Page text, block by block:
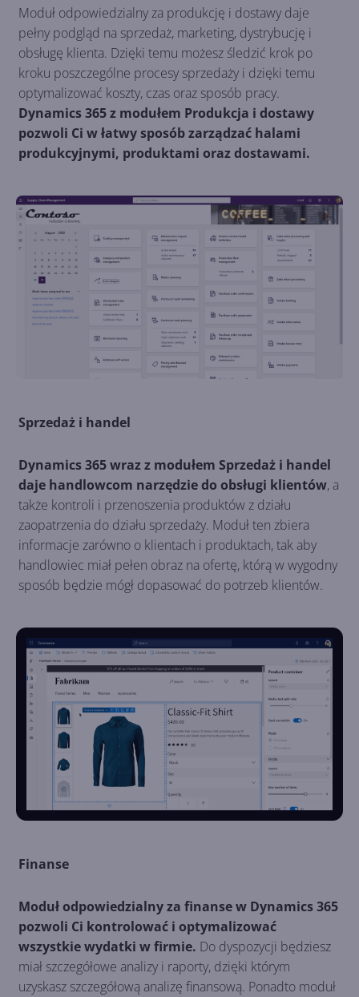
Moduł odpowiedzialny za produkcję i dostawy daje
pełny podgląd na sprzedaż, marketing, dystrybucję i
obsługę klienta. Dzięki temu możesz śledzić krok po
kroku poszczególne procesy sprzedaży i dzięki temu
optymalizować koszty, czas oraz sposób pracy.
Dynamics 365 z modułem Produkcja i dostawy
pozwoli Ci w łatwy sposób zarządzać halami
produkcyjnymi, produktami oraz dostawami.
Sprzedaż i handel
Dynamics 365 wraz z modułem Sprzedaż i handel
daje handlowcom narzędzie do obsługi klientów, a
także kontroli i przenoszenia produktów z działu
zaopatrzenia do działu sprzedaży. Moduł ten zbiera
informacje zarówno o klientach i produktach, tak aby
handlowiec miał pełen obraz na ofertę, którą w wygodny
sposób będzie mógł dopasować do potrzeb klientów.
Finanse
Moduł odpowiedzialny za finanse w Dynamics 365
pozwoli Ci kontrolować i optymalizować
wszystkie wydatki w firmie. Do dyspozycji będziesz
miał szczegółowe analizy i raporty, dzięki którym
uzyskasz szczegółową analizę finansową. Ponadto moduł